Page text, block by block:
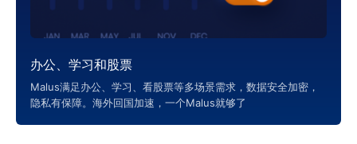
办公、学习和股票
Malus满足办公、学习、看股票等多场景需求，数据安全加密，
隐私有保障。海外回国加速，一个Malus就够了